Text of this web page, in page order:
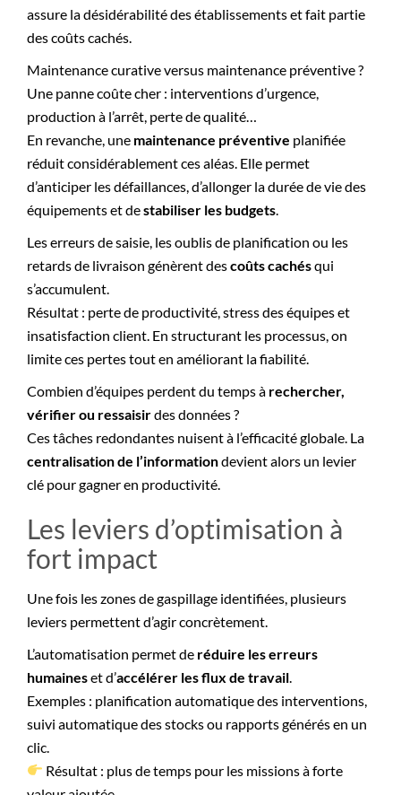
assure la désidérabilité des établissements et fait partie
des coûts cachés.
Maintenance curative versus maintenance préventive ?
Une panne coûte cher : interventions d’urgence,
production à l’arrêt, perte de qualité…
En revanche, une maintenance préventive planifiée
réduit considérablement ces aléas. Elle permet
d’anticiper les défaillances, d’allonger la durée de vie des
équipements et destabiliser les budgets
Les erreurs de saisie, les oublis de planification ou les
retards de livraison génèrent descoûts cachésqui
s’accumulent.
Résultat : perte de productivité, stress des équipes et
insatisfaction client. En structurant les processus, on
limite ces pertes tout en améliorant la fiabilité.
Combien d’équipes perdent du temps à rechercher,
vérifier ou ressaisirdes données ?
Ces tâches redondantes nuisent à l’efficacité globale. La
centralisation de l’informationdevient alors un levier
clé pour gagner en productivité.
Les leviers d’optimisation à
fort impact
Une fois les zones de gaspillage identifiées, plusieurs
leviers permettent d’agir concrètement.
L’automatisation permet de réduire les erreurs
humaineset d’accélérer les flux de travail
Exemples : planification automatique des interventions,
suivi automatique des stocks ou rapports générés en un
clic.
Résultat : plus de temps pour les missions à forte